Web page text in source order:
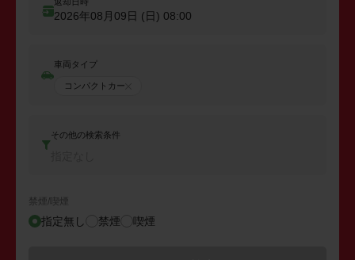
2026年08月09日 (日) 08:00
車両タイプ
コンパクトカー
その他の検索条件
禁煙/喫煙
指定無し 禁煙 喫煙